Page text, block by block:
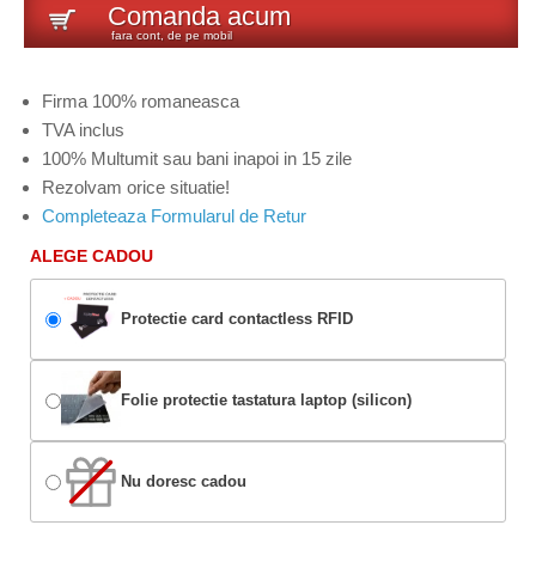
Comanda acum
fara cont, de pe mobil
Firma 100% romaneasca
TVA inclus
100% Multumit sau bani inapoi in 15 zile
Rezolvam orice situatie!
Completeaza Formularul de Retur
ALEGE CADOU
Protectie card contactless RFID
Folie protectie tastatura laptop (silicon)
Nu doresc cadou